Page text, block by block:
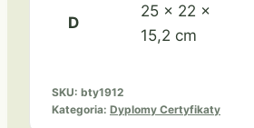
D
25 × 22 ×
15,2 cm
SKU: bty1912
Kategoria: Dyplomy Certyfikaty